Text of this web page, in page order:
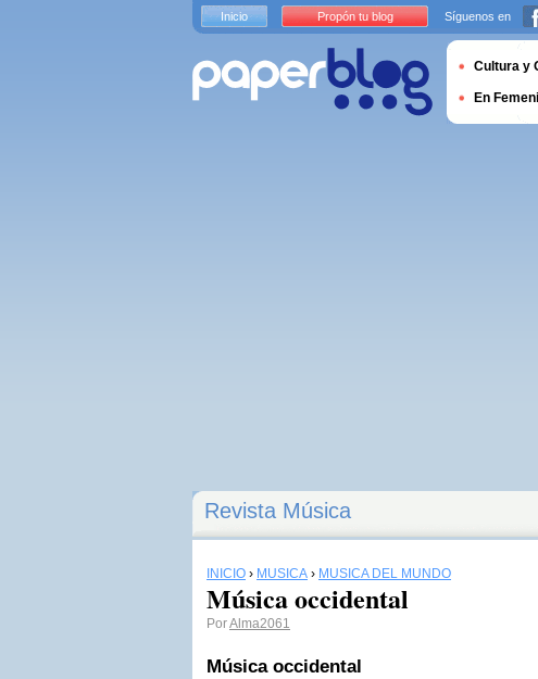
Revista Música
INICIO › MÚSICA › MÚSICA DEL MUNDO
Música occidental
PorAlma2061
Música occidental
Inicio Propón tu blog Síguenos en
Cultura y
En